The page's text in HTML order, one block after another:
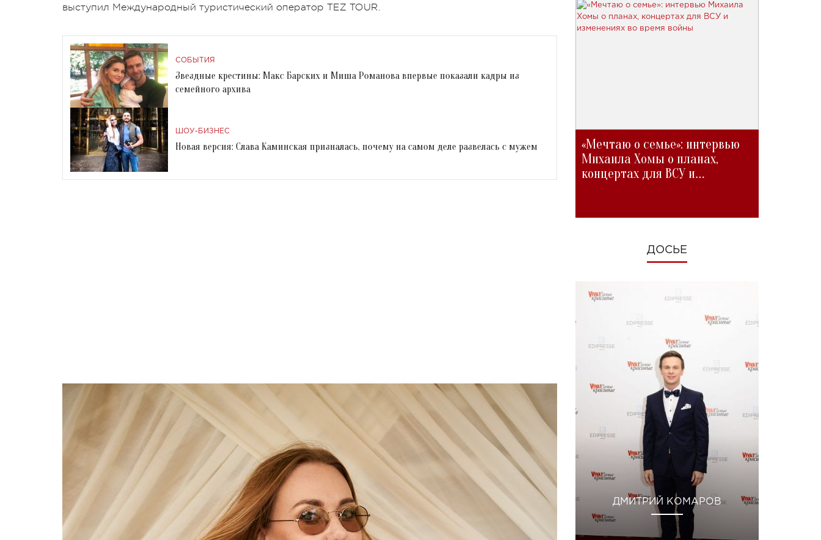
выступил Международный туристический оператор TEZ TOUR.
СОБЫТИЯ
Звездные крестины: Макс Барских и Миша Романова впервые показали кадры из
семейного архива
ШОУ-БИЗНЕС
Новая версия: Слава Каминская призналась, почему на самом деле развелась с мужем
«Мечтаю о семье»: интервью
Михаила Хомы о планах,
концертах для ВСУ и
ДОСЬЕ
ДМИТРИЙ КОМАРОВ